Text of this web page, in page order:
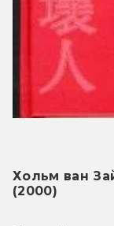
Хольм ван
(2000)